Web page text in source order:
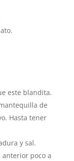
este blandita.
de
Hasta tener
y sal.
anterior poco a